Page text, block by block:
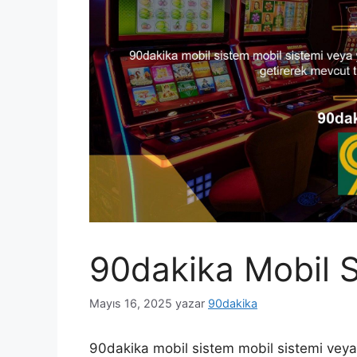
90dakika Mobil
Mayıs 16, 2025 yazar 90dakika
90dakika mobil sistem mobil sistemi